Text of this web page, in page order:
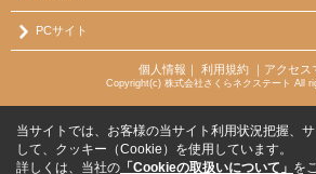
PCサイト
個人情報 利用規約｜ アクセス
Copyright(c) 株式会社さくらネクステート All
当サイトでは、お客様の当サイト利用状況把握、
して、クッキー（Cookie）を使用しています。
詳しくは、当社の 「Cookieの取扱いについて」 を